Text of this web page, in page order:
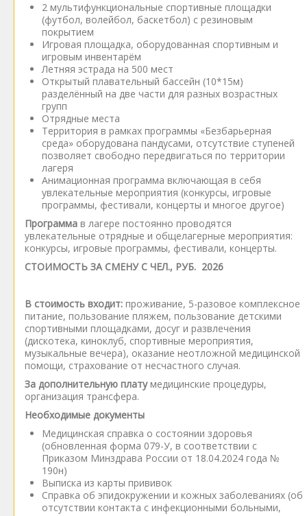
2 мультифункциональные спортивные площадки
(футбол, волейбол, баскетбол) с резиновым
покрытием
Игровая площадка, оборудованная спортивным и
игровым инвентарём
Летняя эстрада на 500 мест
Открытый плавательный бассейн (10*15м)
разделённый на две части для разных возрастных
групп
Отрядные места
Территория в рамках программы «Безбарьерная
среда» оборудована пандусами, отсутствие ступеней
позволяет свободно передвигаться по территории
лагеря
Анимационная программа включающая в себя
увлекательные мероприятия (конкурсы, игровые
программы, фестивали, концерты и многое другое)
Программа в лагере постоянно проводятся
увлекательные отрядные и общелагерные мероприятия:
конкурсы, игровые программы, фестивали, концерты.
СТОИМОСТЬ ЗА СМЕНУ С ЧЕЛ., РУБ. 2026
В стоимость входит: проживание, 5-разовое комплексное
питание, пользование пляжем, пользование детскими
спортивными площадками, досуг и развлечения
(дискотека, киноклуб, спортивные мероприятия,
музыкальные вечера), оказание неотложной медицинской
помощи, страхование от несчастного случая.
За дополнительную платумедицинские процедуры,
организация трансфера.
Необходимые документы
Медицинская справка о состоянии здоровья
(обновленная форма 079-У, в соответствии с
Приказом Минздрава России от 18.04.2024 года №
190н)
Выписка из карты прививок
Справка об эпидокружении и кожных заболеваниях (об
отсутствии контакта с инфекционными больными,